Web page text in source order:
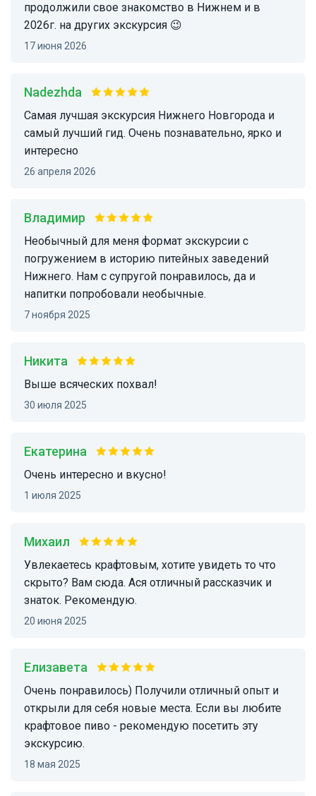
продолжили свое знакомство в Нижнем и в
2026г. на других экскурсия 😉
17 июня 2026
Nadezhda
Самая лучшая экскурсия Нижнего Новгорода и
самый лучший гид. Очень познавательно, ярко и
интересно
26 апреля 2026
Владимир
Необычный для меня формат экскурсии с
погружением в историю питейных заведений
Нижнего. Нам с супругой понравилось, да и
напитки попробовали необычные.
7 ноября 2025
Никита
Выше всяческих похвал!
30 июля 2025
Екатерина
Очень интересно и вкусно!
1 июля 2025
Михаил
Увлекаетесь крафтовым, хотите увидеть то что
скрыто? Вам сюда. Ася отличный рассказчик и
знаток. Рекомендую.
20 июня 2025
Елизавета
Очень понравилось) Получили отличный опыт и
открыли для себя новые места. Если вы любите
крафтовое пиво - рекомендую посетить эту
экскурсию.
18 мая 2025